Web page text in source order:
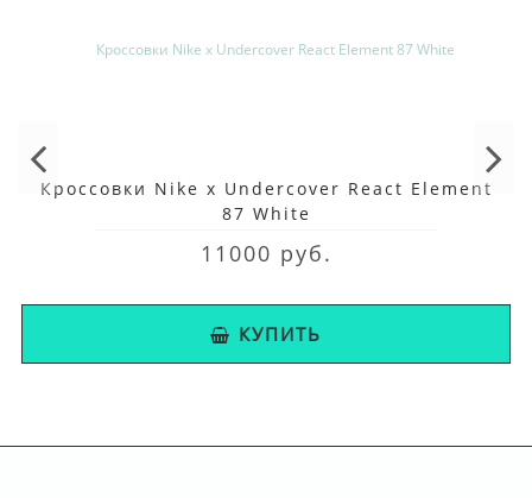
Кроссовки Nike x Undercover React Element
87 White
11000 руб.
КУПИТЬ